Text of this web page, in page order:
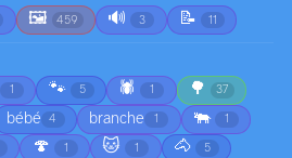
🖼️ 459 🔊 3 📝 11
1 🐾 5 🕷️ 1 🌳 37
bébé 4 branche 1 🐃 1
🍄 1 🐱 1 🐴 5